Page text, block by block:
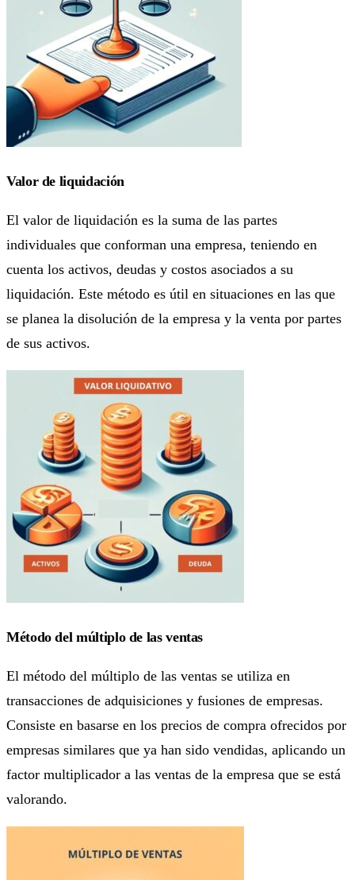
Valor de liquidación
El valor de liquidación es la suma de las partes
individuales que conforman una empresa, teniendo en
cuenta los activos, deudas y costos asociados a su
liquidación. Este método es útil en situaciones en las que
se planea la disolución de la empresa y la venta por partes
de sus activos.
Método del múltiplo de las ventas
El método del múltiplo de las ventas se utiliza en
transacciones de adquisiciones y fusiones de empresas.
Consiste en basarse en los precios de compra ofrecidos por
empresas similares que ya han sido vendidas, aplicando un
factor multiplicador a las ventas de la empresa que se está
valorando.